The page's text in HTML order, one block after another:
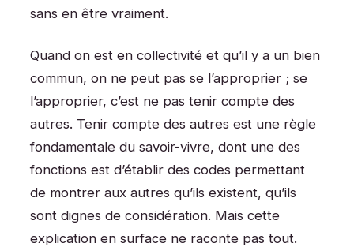
sans en être vraiment.
Quand on est en collectivité et qu’il y a un bien
commun, on ne peut pas se l’approprier ; se
l’approprier, c’est ne pas tenir compte des
autres. Tenir compte des autres est une règle
fondamentale du savoir-vivre, dont une des
fonctions est d’établir des codes permettant
de montrer aux autres qu’ils existent, qu’ils
sont dignes de considération. Mais cette
explication en surface ne raconte pas tout.